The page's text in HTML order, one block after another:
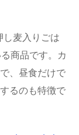
し麦入りごは
商品です。カ
、昼食だけで
るのも特徴で